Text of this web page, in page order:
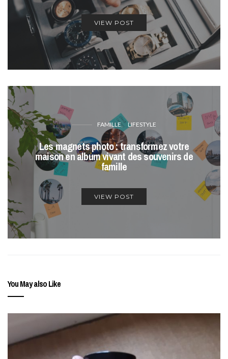
VIEW POST
FAMILLE LIFESTYLE
Les magnets photo : transformez votre
maison en album vivant des souvenirs de
famille
VIEW POST
You May also Like